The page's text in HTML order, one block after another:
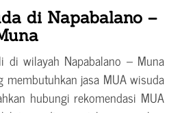
di Napabalano –
di wilayah Napabalano – Muna
membutuhkan jasa MUA wisuda
hubungi rekomendasi MUA